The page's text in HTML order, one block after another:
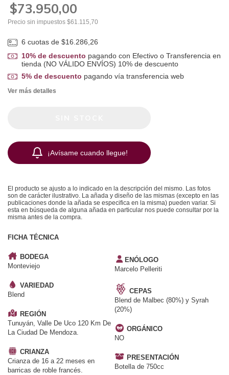
$73.950,00
Precio sin impuestos $61.115,70
6 cuotas de $16.286,26
10% de descuento pagando con Efectivo o Transferencia en
tienda (NO VÁLIDO ENVÍOS) 10% de descuento
5% de descuento pagando vía transferencia web
Ver más detalles
¡Avísame cuando llegue!
El producto se ajusto a lo indicado en la descripción del mismo. Las fotos
son de carácter ilustrativo. La añada y diseño de las mismas (excepto en las
publicaciones donde la añada se especifica en la misma) pueden variar. Si
esta en búsqueda de alguna añada en particular nos puede consultar por la
misma antes de la compra.
FICHA TÉCNICA
BODEGA
Monteviejo
VARIEDAD
Blend
REGIÓN
Tunuyán, Valle De Uco 120 Km De
La Ciudad De Mendoza.
CRIANZA
Crianza de 16 a 22 meses en
barricas de roble francés.
ENÓLOGO
Marcelo Pelleriti
CEPAS
Blend de Malbec (80%) y Syrah
(20%)
ORGÁNICO
NO
PRESENTACIÓN
Botella de 750cc